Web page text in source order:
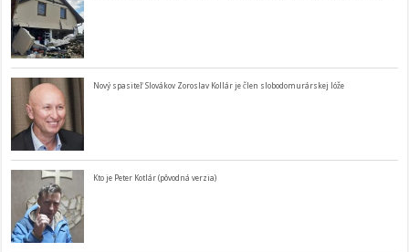
Nový spasiteľ Slovákov Zoroslav Kollár je člen slobodomurárskej lóže
Kto je Peter Kotlár (pôvodná verzia)